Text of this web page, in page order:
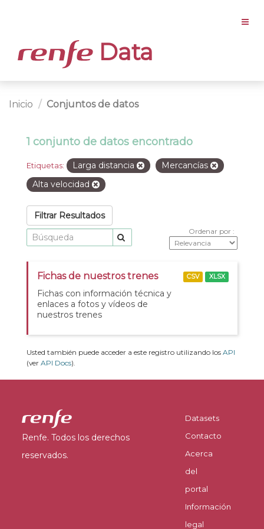
Data
Inicio Conjuntos de datos
1 conjunto de datos encontrado
Etiquetas: Larga distancia
Mercancías
Alta velocidad
Filtrar Resultados
Ordenar por
Fichas de nuestros trenes
Fichas con información técnica y
enlaces a fotos y vídeos de
nuestros trenes
CSV XLSX
Usted también puede acceder a este registro utilizando los API
(ver API Docs).
Renfe. Todos los derechos
reservados.
Datasets
Contacto
Acerca
del
portal
Información
legal